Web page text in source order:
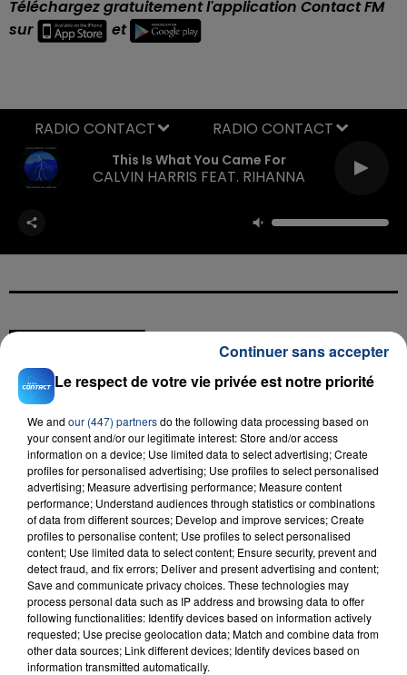
Téléchargez gratuitement l'application Contact FM
sur
et
This Is What You Came For
CALVIN HARRIS FEAT. RIHANNA
RADIO CONTACT
23 juillet 2026
INCENDIE MORTEL À LENS : UNE FEMME ET
SON BÉBÉ ENTRE LA VIE ET LA...
Un homme s'est immolé par le feu après avoir
aspergé sa compagne et leur bébé de trois mois
d'un liquide inflammable.
Le respect de votre vie privée est notre priorité
We and our (447) partnersdo the following data processing based on
your consent and/or our legitimate interest: Store and/or access
information on a device; Use limited data to select advertising; Create
profiles for personalised advertising; Use profiles to select personalised
advertising; Measure advertising performance; Measure content
performance; Understand audiences through statistics or combinations
of data from different sources; Develop and improve services; Create
profiles to personalise content; Use profiles to select personalised
content; Use limited data to select content; Ensure security, prevent and
detect fraud, and fix errors; Deliver and present advertising and content;
Save and communicate privacy choices. These technologies may
process personal data such as IP address and browsing data to offer
following functionalities: Identify devices based on information actively
requested; Use precise geolocation data; Match and combine data from
other data sources; Link different devices; Identify devices based on
information transmitted automatically.
Continuer sans accepter